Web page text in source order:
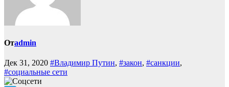
Отadmin
Дек 31, 2020 #Владимир Путин, #закон, #санкции,
#социальные сети